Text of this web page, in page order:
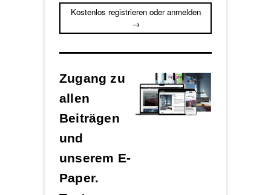
Kostenlos registrieren oder anmelden
→
Zugang zu
allen
Beiträgen
und
unserem E-
Paper.